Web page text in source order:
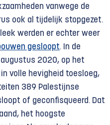
vanwege de
ook al tijdelijk stopgezet.
werden er echter weer
gesloopt. In de
2020, op het
volle hevigheid toesloeg,
389 Palestijnse
of geconfisqueerd. Dat
het hoogste